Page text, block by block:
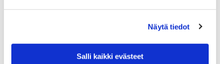
Näytä tiedot
Salli kaikki evästeet